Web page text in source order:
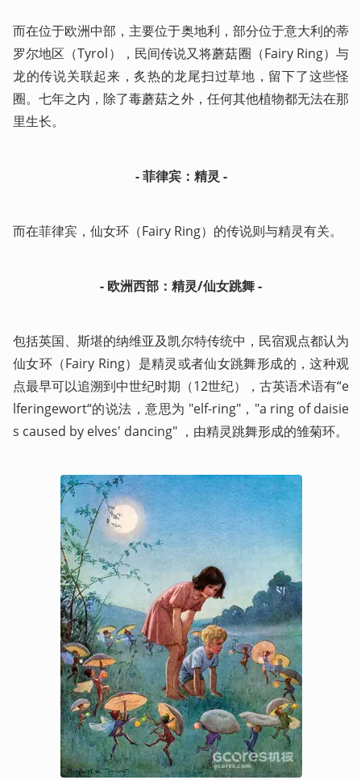
而在位于欧洲中部，主要位于奥地利，部分位于意大利的蒂
罗尔地区（Tyrol），民间传说又将蘑菇圈（Fairy Ring）与
龙的传说关联起来，炙热的龙尾扫过草地，留下了这些怪
圈。七年之内，除了毒蘑菇之外，任何其他植物都无法在那
里生长。
- 菲律宾：精灵 -
而在菲律宾，仙女环（Fairy Ring）的传说则与精灵有关。
- 欧洲西部：精灵/仙女跳舞 -
包括英国、斯堪的纳维亚及凯尔特传统中，民宿观点都认为
仙女环（Fairy Ring）是精灵或者仙女跳舞形成的，这种观
点最早可以追溯到中世纪时期（12世纪），古英语术语有“e
lferingewort“的说法，意思为 "elf-ring"，"a ring of daisie
s caused by elves' dancing" ，由精灵跳舞形成的雏菊环。